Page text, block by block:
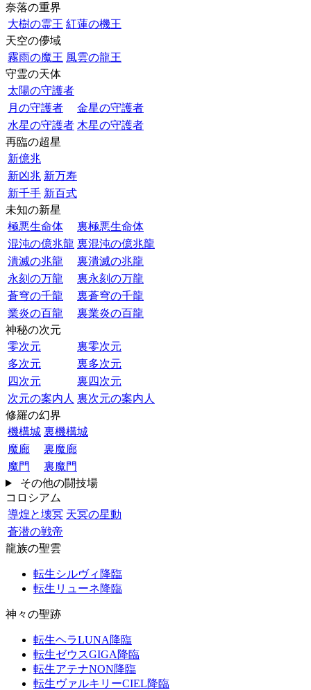
奈落の重界
大樹の霊王 紅蓮の機王
天空の儚域
霧雨の魔王 風雲の龍王
守霊の天体
太陽の守護者
月の守護者
金星の守護者
水星の守護者 木星の守護者
再臨の超星
新億兆
新凶兆 新万寿
新千手 新百式
未知の新星
極悪生命体
裏極悪生命体
混沌の億兆龍 裏混沌の億兆龍
潰滅の兆龍
裏潰滅の兆龍
永刻の万龍
裏永刻の万龍
蒼穹の千龍
裏蒼穹の千龍
業炎の百龍
裏業炎の百龍
神秘の次元
零次元
裏零次元
多次元
裏多次元
四次元
裏四次元
次元の案内人 裏次元の案内人
修羅の幻界
機構城 裏機構城
魔廊
裏魔廊
魔門
裏魔門
その他の闘技場
コロシアム
導煌と壊冥 天冥の星動
蒼潜の戦帝
龍族の聖雲
転生シルヴィ降臨
転生リューネ降臨
神々の聖跡
転生ヘラLUNA降臨
転生ゼウスGIGA降臨
転生アテナNON降臨
転生ヴァルキリーCIEL降臨